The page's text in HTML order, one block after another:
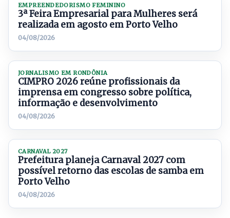
EMPREENDEDORISMO FEMININO
3ª Feira Empresarial para Mulheres será
realizada em agosto em Porto Velho
04/08/2026
JORNALISMO EM RONDÔNIA
CIMPRO 2026 reúne profissionais da
imprensa em congresso sobre política,
informação e desenvolvimento
04/08/2026
CARNAVAL 2027
Prefeitura planeja Carnaval 2027 com
possível retorno das escolas de samba em
Porto Velho
04/08/2026